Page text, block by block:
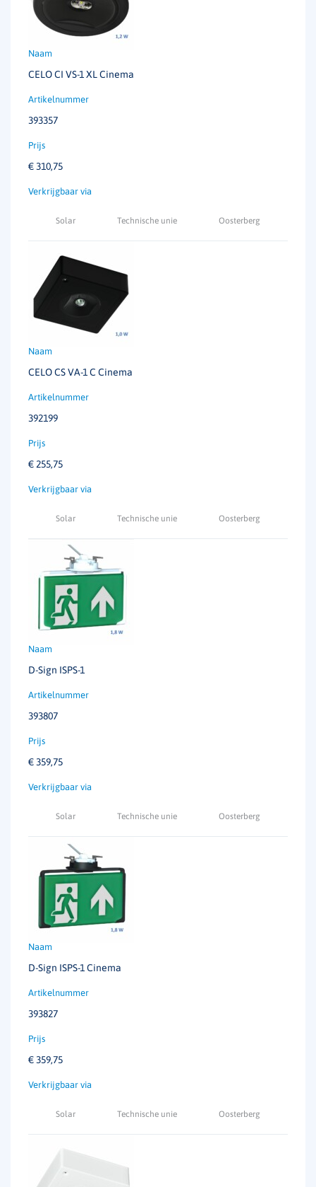
CELO CI VS-1 XL Cinema
393357
€ 310,75
Solar Technische unie Oosterberg
CELO CS VA-1 C Cinema
392199
€ 255,75
Solar Technische unie Oosterberg
D-Sign ISPS-1
393807
€ 359,75
Solar Technische unie Oosterberg
D-Sign ISPS-1 Cinema
393827
€ 359,75
Solar Technische unie Oosterberg